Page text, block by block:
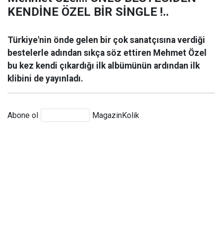
KENDİNE ÖZEL BİR SİNGLE !..
Türkiye'nin önde gelen bir çok sanatçısına verdiği
bestelerle adından sıkça söz ettiren Mehmet Özel
bu kez kendi çıkardığı ilk albümünün ardından ilk
klibini de yayınladı.
Abone ol MagazinKolik